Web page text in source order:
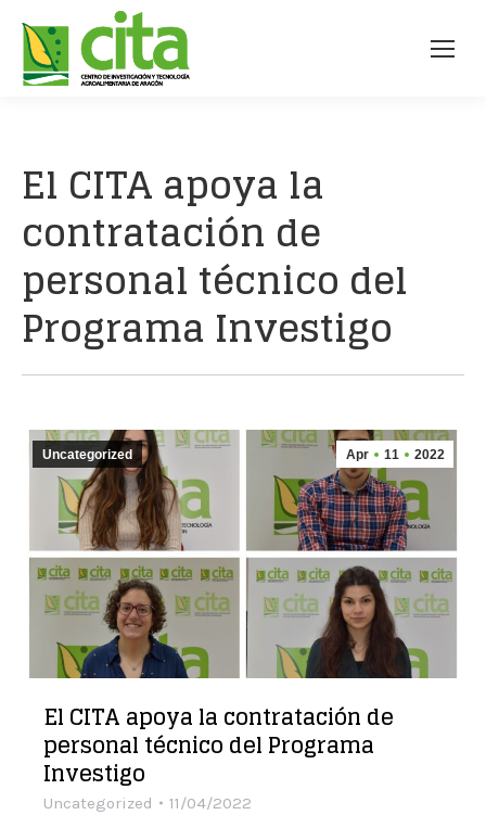
El CITA apoya la
contratación de
personal técnico del
Programa Investigo
Apr 11 2022
Uncategorized
El CITA apoya la contratación de
personal técnico del Programa
Investigo
Uncategorized 11/04/2022